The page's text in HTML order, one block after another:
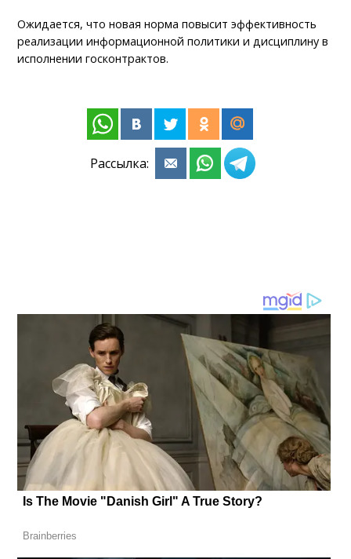
Ожидается, что новая норма повысит эффективность
реализации информационной политики и дисциплину в
исполнении госконтрактов.
Рассылка: